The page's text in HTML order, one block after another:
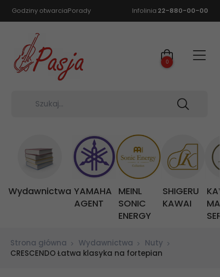
Godziny otwarciaPorady Infolinia 22-880-00-00
Szukaj...
0
Wydawnictwa YAMAHA
AGENT
MEINL
SONIC
ENERGY
SHIGERU
KAWAI
Strona główna Wydawnictwa
Nuty
CRESCENDO Łatwa klasyka na fortepian